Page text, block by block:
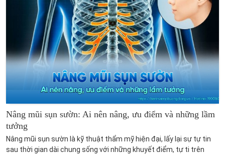
Nâng mũi sụn sườn: Ai nên nâng, ưu điểm và những lầm
tưởng
Nâng mũi sụn sườn là kỹ thuật thẩm mỹ hiện đại, lấy lại sự tự tin
sau thời gian dài chung sống với những khuyết điểm, tự ti trên